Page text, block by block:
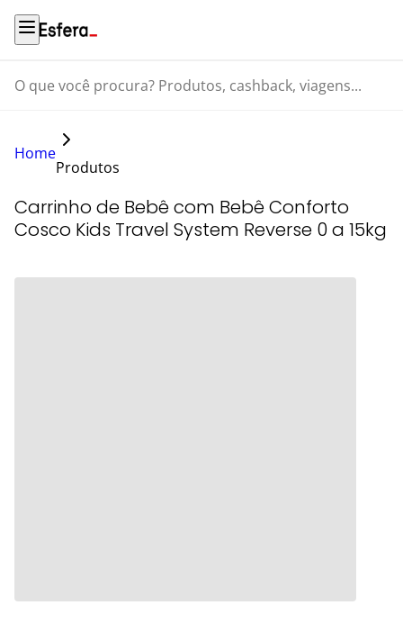
O que você procura? Produtos, cashback, viagens...
Home
Produtos
Carrinho de Bebê com Bebê Conforto
Cosco Kids Travel System Reverse 0 a 15kg